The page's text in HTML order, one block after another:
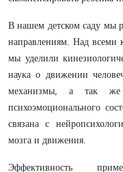
В нашем детском саду мы
направлениям. Над всеми
мы уделили
наука о движении
механизмы, а так же
психоэмоционального
связана с
мозга и движения.
Эффективность